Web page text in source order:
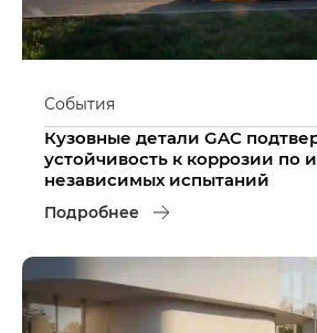
События
Кузовные детали GAC
устойчивость к коррозии по
независимых испытаний
Подробнее